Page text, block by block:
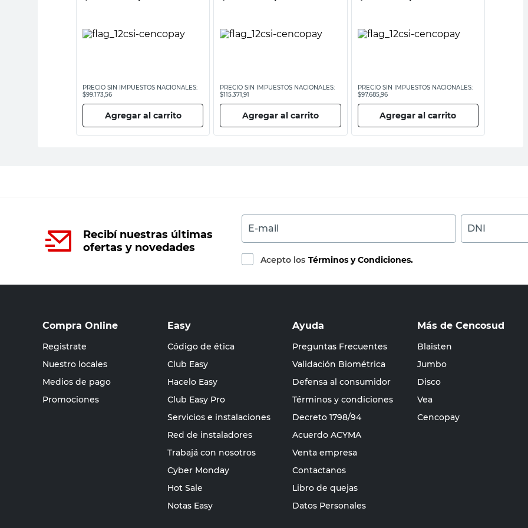
PRECIO SIN IMPUESTOS NACIONALES:
$99.173,56
Agregar al carrito
PRECIO SIN IMPUESTOS NACIONALES:
$115.371,91
Agregar al carrito
PRECIO SIN IMPUESTOS NACIONALES:
$97.685,96
Agregar al carrito
Recibí nuestras últimas
ofertas y novedades
E-mail DNI
Acepto los Términos y Condiciones.
Compra Online
Registrate
Nuestro locales
Medios de pago
Promociones
Easy
Código de ética
Club Easy
Hacelo Easy
Club Easy Pro
Servicios e instalaciones
Red de instaladores
Trabajá con nosotros
Cyber Monday
Hot Sale
Notas Easy
Ayuda
Preguntas Frecuentes
Validación Biométrica
Defensa al consumidor
Términos y condiciones
Decreto 1798/94
Acuerdo ACYMA
Venta empresa
Contactanos
Libro de quejas
Datos Personales
Más de Cencosud
Blaisten
Jumbo
Disco
Vea
Cencopay